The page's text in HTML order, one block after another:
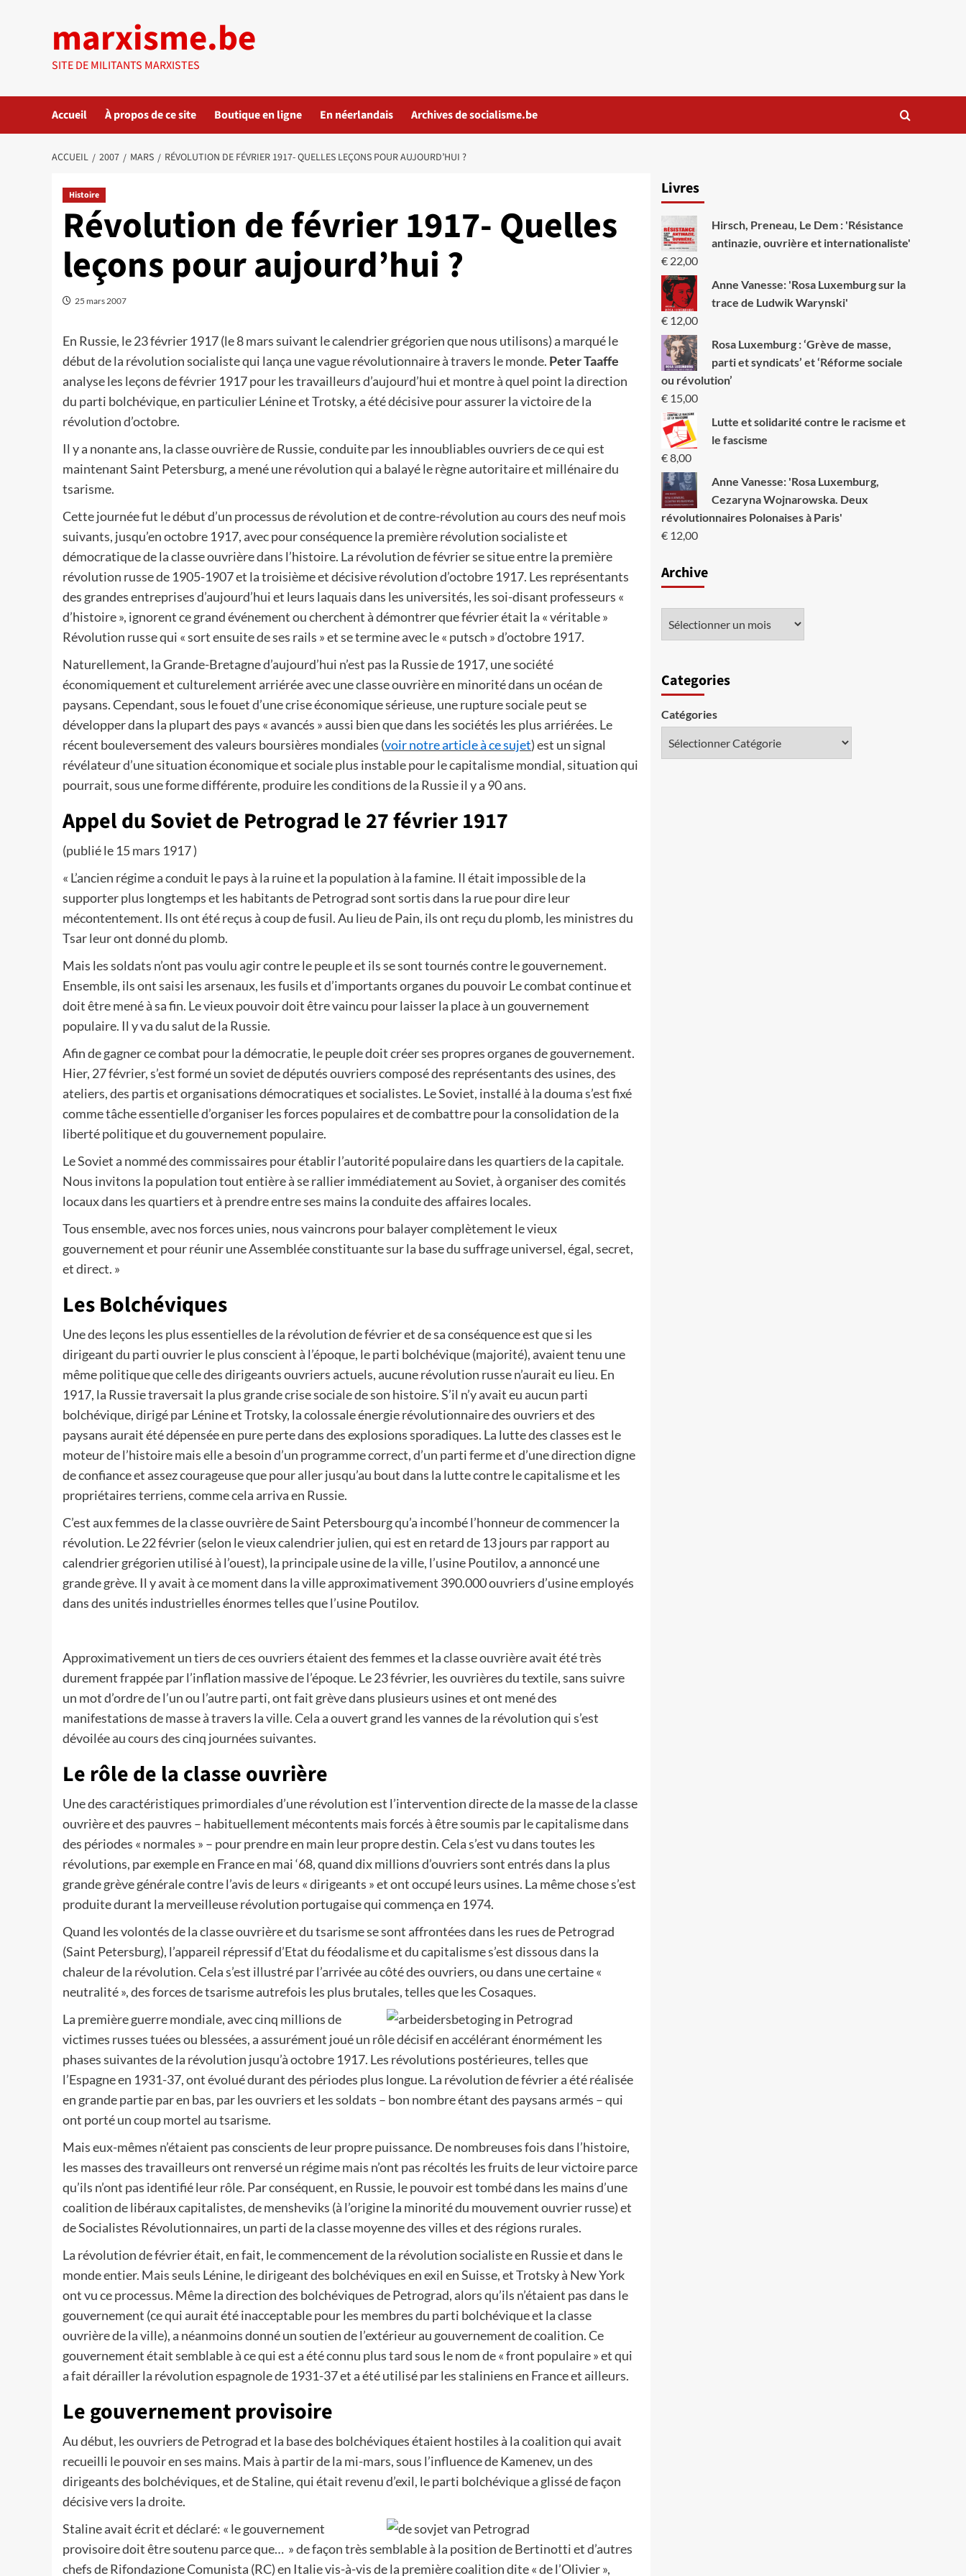
marxisme.be
SITE DE MILITANTS MARXISTES
Accueil À propos de ce site Boutique en ligne En néerlandais Archives de socialisme.be
ACCUEIL 2007 MARS RÉVOLUTION DE FÉVRIER 1917- QUELLES LEÇONS POUR AUJOURD’HUI ?
Histoire
Révolution de février 1917- Quelles
leçons pour aujourd’hui ?
25 mars 2007
En Russie, le 23 février 1917 (le 8 mars suivant le calendrier grégorien que nous utilisons) a marqué le
début de la révolution socialiste qui lança une vague révolutionnaire à travers le monde. Peter Taaffe
analyse les leçons de février 1917 pour les travailleurs d’aujourd’hui et montre à quel point la direction
du parti bolchévique, en particulier Lénine et Trotsky, a été décisive pour assurer la victoire de la
révolution d’octobre.
Il y a nonante ans, la classe ouvrière de Russie, conduite par les innoubliables ouvriers de ce qui est
maintenant Saint Petersburg, a mené une révolution qui a balayé le règne autoritaire et millénaire du
tsarisme.
Cette journée fut le début d’un processus de révolution et de contre-révolution au cours des neuf mois
suivants, jusqu’en octobre 1917, avec pour conséquence la première révolution socialiste et
démocratique de la classe ouvrière dans l’histoire. La révolution de février se situe entre la première
révolution russe de 1905-1907 et la troisième et décisive révolution d’octobre 1917. Les représentants
des grandes entreprises d’aujourd’hui et leurs laquais dans les universités, les soi-disant professeurs «
d’histoire », ignorent ce grand événement ou cherchent à démontrer que février était la « véritable »
Révolution russe qui « sort ensuite de ses rails » et se termine avec le « putsch » d’octobre 1917.
Naturellement, la Grande-Bretagne d’aujourd’hui n’est pas la Russie de 1917, une société
économiquement et culturelement arriérée avec une classe ouvrière en minorité dans un océan de
paysans. Cependant, sous le fouet d’une crise économique sérieuse, une rupture sociale peut se
développer dans la plupart des pays « avancés » aussi bien que dans les sociétés les plus arriérées. Le
récent bouleversement des valeurs boursières mondiales (voir notre article à ce sujet) est un signal
révélateur d’une situation économique et sociale plus instable pour le capitalisme mondial, situation qui
pourrait, sous une forme différente, produire les conditions de la Russie il y a 90 ans.
Appel du Soviet de Petrograd le 27 février 1917
(publié le 15 mars 1917 )
« L’ancien régime a conduit le pays à la ruine et la population à la famine. Il était impossible de la
supporter plus longtemps et les habitants de Petrograd sont sortis dans la rue pour dire leur
mécontentement. Ils ont été reçus à coup de fusil. Au lieu de Pain, ils ont reçu du plomb, les ministres du
Tsar leur ont donné du plomb.
Mais les soldats n’ont pas voulu agir contre le peuple et ils se sont tournés contre le gouvernement.
Ensemble, ils ont saisi les arsenaux, les fusils et d’importants organes du pouvoir Le combat continue et
doit être mené à sa fin. Le vieux pouvoir doit être vaincu pour laisser la place à un gouvernement
populaire. Il y va du salut de la Russie.
Afin de gagner ce combat pour la démocratie, le peuple doit créer ses propres organes de gouvernement.
Hier, 27 février, s’est formé un soviet de députés ouvriers composé des représentants des usines, des
ateliers, des partis et organisations démocratiques et socialistes. Le Soviet, installé à la douma s’est fixé
comme tâche essentielle d’organiser les forces populaires et de combattre pour la consolidation de la
liberté politique et du gouvernement populaire.
Le Soviet a nommé des commissaires pour établir l’autorité populaire dans les quartiers de la capitale.
Nous invitons la population tout entière à se rallier immédiatement au Soviet, à organiser des comités
locaux dans les quartiers et à prendre entre ses mains la conduite des affaires locales.
Tous ensemble, avec nos forces unies, nous vaincrons pour balayer complètement le vieux
gouvernement et pour réunir une Assemblée constituante sur la base du suffrage universel, égal, secret,
et direct. »
Les Bolchéviques
Une des leçons les plus essentielles de la révolution de février et de sa conséquence est que si les
dirigeant du parti ouvrier le plus conscient à l’époque, le parti bolchévique (majorité), avaient tenu une
même politique que celle des dirigeants ouvriers actuels, aucune révolution russe n’aurait eu lieu. En
1917, la Russie traversait la plus grande crise sociale de son histoire. S’il n’y avait eu aucun parti
bolchévique, dirigé par Lénine et Trotsky, la colossale énergie révolutionnaire des ouvriers et des
paysans aurait été dépensée en pure perte dans des explosions sporadiques. La lutte des classes est le
moteur de l’histoire mais elle a besoin d’un programme correct, d’un parti ferme et d’une direction digne
de confiance et assez courageuse que pour aller jusqu’au bout dans la lutte contre le capitalisme et les
propriétaires terriens, comme cela arriva en Russie.
C’est aux femmes de la classe ouvrière de Saint Petersbourg qu’a incombé l’honneur de commencer la
révolution. Le 22 février (selon le vieux calendrier julien, qui est en retard de 13 jours par rapport au
calendrier grégorien utilisé à l’ouest), la principale usine de la ville, l’usine Poutilov, a annoncé une
grande grève. Il y avait à ce moment dans la ville approximativement 390.000 ouvriers d’usine employés
dans des unités industrielles énormes telles que l’usine Poutilov.
Approximativement un tiers de ces ouvriers étaient des femmes et la classe ouvrière avait été très
durement frappée par l’inflation massive de l’époque. Le 23 février, les ouvrières du textile, sans suivre
un mot d’ordre de l’un ou l’autre parti, ont fait grève dans plusieurs usines et ont mené des
manifestations de masse à travers la ville. Cela a ouvert grand les vannes de la révolution qui s’est
dévoilée au cours des cinq journées suivantes.
Le rôle de la classe ouvrière
Une des caractéristiques primordiales d’une révolution est l’intervention directe de la masse de la classe
ouvrière et des pauvres – habituellement mécontents mais forcés à être soumis par le capitalisme dans
des périodes « normales » – pour prendre en main leur propre destin. Cela s’est vu dans toutes les
révolutions, par exemple en France en mai ‘68, quand dix millions d’ouvriers sont entrés dans la plus
grande grève générale contre l’avis de leurs « dirigeants » et ont occupé leurs usines. La même chose s’est
produite durant la merveilleuse révolution portugaise qui commença en 1974.
Quand les volontés de la classe ouvrière et du tsarisme se sont affrontées dans les rues de Petrograd
(Saint Petersburg), l’appareil répressif d’Etat du féodalisme et du capitalisme s’est dissous dans la
chaleur de la révolution. Cela s’est illustré par l’arrivée au côté des ouvriers, ou dans une certaine «
neutralité », des forces de tsarisme autrefois les plus brutales, telles que les Cosaques.
La première guerre mondiale, avec cinq millions de
victimes russes tuées ou blessées, a assurément joué un rôle décisif en accélérant énormément les
phases suivantes de la révolution jusqu’à octobre 1917. Les révolutions postérieures, telles que
l’Espagne en 1931-37, ont évolué durant des périodes plus longue. La révolution de février a été réalisée
en grande partie par en bas, par les ouvriers et les soldats – bon nombre étant des paysans armés – qui
ont porté un coup mortel au tsarisme.
Mais eux-mêmes n’étaient pas conscients de leur propre puissance. De nombreuses fois dans l’histoire,
les masses des travailleurs ont renversé un régime mais n’ont pas récoltés les fruits de leur victoire parce
qu’ils n’ont pas identifié leur rôle. Par conséquent, en Russie, le pouvoir est tombé dans les mains d’une
coalition de libéraux capitalistes, de mensheviks (à l’origine la minorité du mouvement ouvrier russe) et
de Socialistes Révolutionnaires, un parti de la classe moyenne des villes et des régions rurales.
La révolution de février était, en fait, le commencement de la révolution socialiste en Russie et dans le
monde entier. Mais seuls Lénine, le dirigeant des bolchéviques en exil en Suisse, et Trotsky à New York
ont vu ce processus. Même la direction des bolchéviques de Petrograd, alors qu’ils n’étaient pas dans le
gouvernement (ce qui aurait été inacceptable pour les membres du parti bolchévique et la classe
ouvrière de la ville), a néanmoins donné un soutien de l’extérieur au gouvernement de coalition. Ce
gouvernement était semblable à ce qui est a été connu plus tard sous le nom de « front populaire » et qui
a fait dérailler la révolution espagnole de 1931-37 et a été utilisé par les staliniens en France et ailleurs.
Le gouvernement provisoire
Au début, les ouvriers de Petrograd et la base des bolchéviques étaient hostiles à la coalition qui avait
recueilli le pouvoir en ses mains. Mais à partir de la mi-mars, sous l’influence de Kamenev, un des
dirigeants des bolchéviques, et de Staline, qui était revenu d’exil, le parti bolchévique a glissé de façon
décisive vers la droite.
Staline avait écrit et déclaré: « le gouvernement
provisoire doit être soutenu parce que… » de façon très semblable à la position de Bertinotti et d’autres
chefs de Rifondazione Comunista (RC) en Italie vis-à-vis de la première coalition dite « de l’Olivier »,
Livres
Hirsch, Preneau, Le Dem : 'Résistance
antinazie, ouvrière et internationaliste'
€22,00
Anne Vanesse: 'Rosa Luxemburg sur la
trace de Ludwik Warynski'
€12,00
Rosa Luxemburg : ‘Grève de masse,
parti et syndicats’ et ‘Réforme sociale
ou révolution’
€15,00
Lutte et solidarité contre le racisme et
le fascisme
€8,00
Anne Vanesse: 'Rosa Luxemburg,
Cezaryna Wojnarowska. Deux
révolutionnaires Polonaises à Paris'
€12,00
Archive
Categories
Catégories